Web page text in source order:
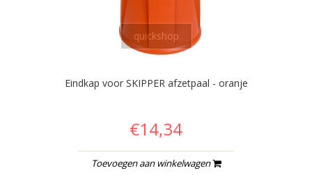
quickshop
Eindkap voor SKIPPER afzetpaal - oranje
€14,34
Toevoegen aan winkelwagen